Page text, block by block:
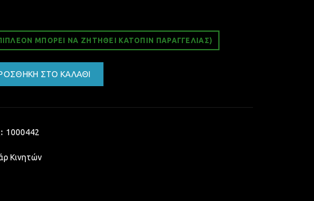
ΜΠΟΡΕΊ ΝΑ ΖΗΤΗΘΕΊ ΚΑΤΌΠΙΝ ΠΑΡΑΓΓΕΛΊΑΣ)
ΣΤΟ ΚΑΛΆΘΙ
1000442
Κινητών